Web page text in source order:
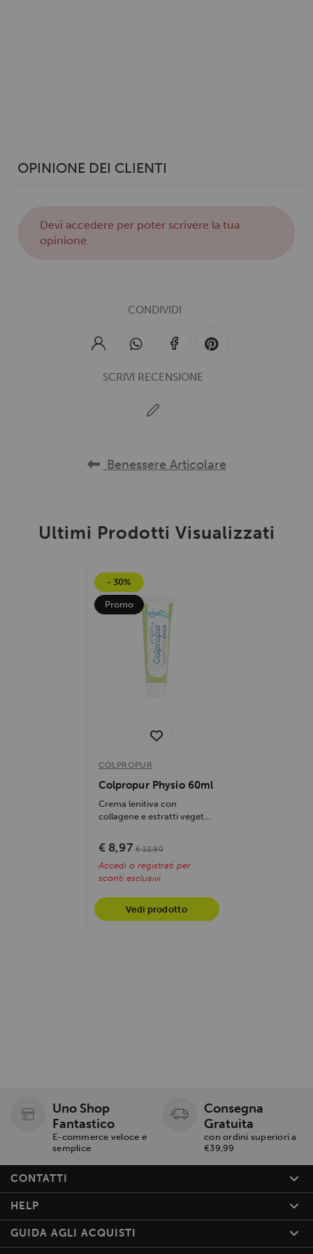
OPINIONE DEI CLIENTI
Deviaccedere per poter scrivere la tua
opinione.
CONDIVIDI
SCRIVI RECENSIONE
Benessere Articolare
Ultimi Prodotti Visualizzati
- 30%
Promo
COLPROPUR
Colpropur Physio 60ml
Crema lenitiva con
collagene e estratti vegetali,
€ 8,97 € 12,90
Accedi o registrati per
sconti esclusivi
Vedi prodotto
Uno Shop
Fantastico
E-commerce veloce e
semplice
Consegna
Gratuita
con ordini superiori a
€39,99
CONTATTI
HELP
GUIDA AGLI ACQUISTI